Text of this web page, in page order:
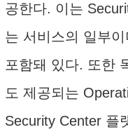
공한다. 이는
는 서비스의 일부
포함돼 있다. 또한
도 제공되는
Security Center 플